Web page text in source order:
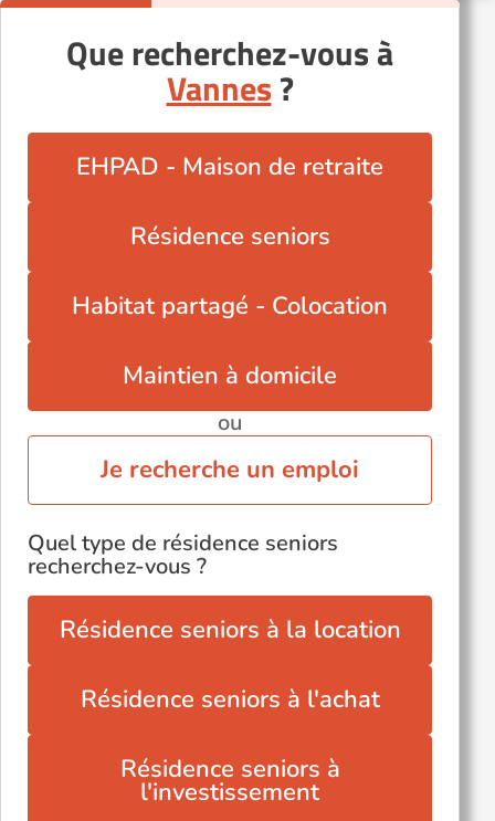
Que recherchez-vous à
Vannes?
EHPAD - Maison de retraite
Résidence seniors
Habitat partagé - Colocation
Maintien à domicile
ou
Je recherche un emploi
Quel type de résidence seniors
recherchez-vous ?
Résidence seniors à la location
Résidence seniors à l'achat
Résidence seniors à
l'investissement